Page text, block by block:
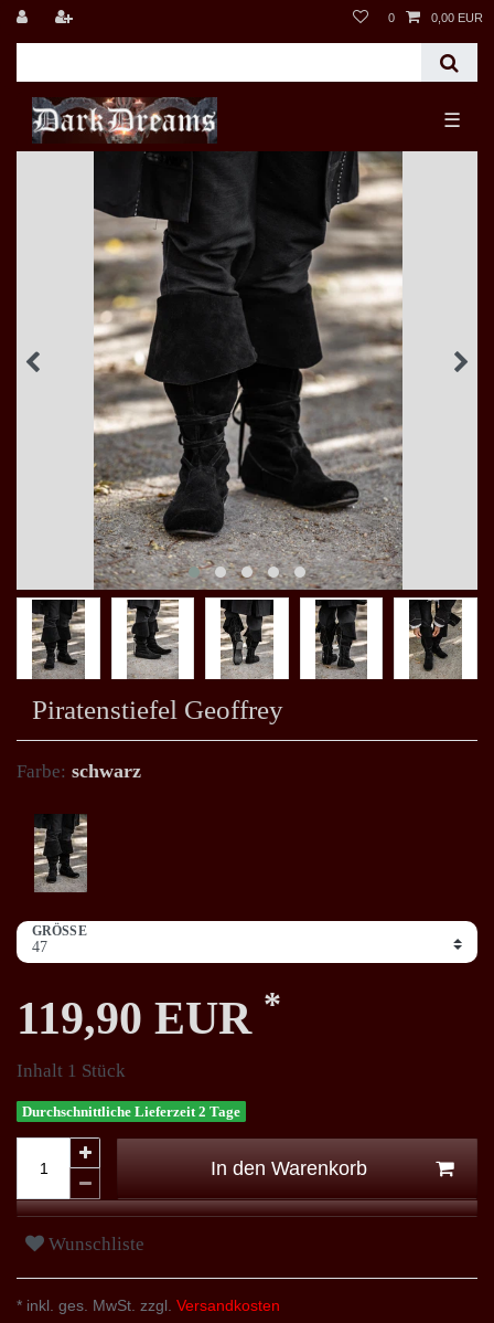
0 0,00 EUR
☰
Piratenstiefel Geoffrey
Farbe: schwarz
GRÖSSE
119,90 EUR *
Inhalt 1 Stück
Durchschnittliche Lieferzeit 2 Tage
In den Warenkorb
Wunschliste
* inkl. ges. MwSt. zzgl. Versandkosten